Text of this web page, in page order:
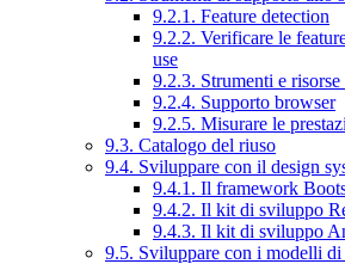
9.2.1. Feature detection
9.2.2. Verificare le
use
9.2.3. Strumenti e
9.2.4. Supporto browser
9.2.5. Misurare le
9.3. Catalogo del riuso
9.4. Sviluppare con il design
9.4.1. Il framework
9.4.2. Il kit di sviluppo
9.4.3. Il kit di sviluppo
9.5. Sviluppare con i modelli di